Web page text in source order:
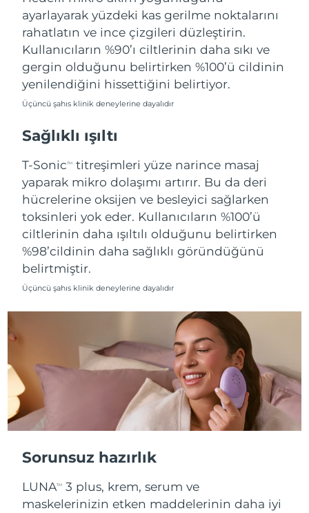
ayarlayarak yüzdeki kas gerilme noktalarını
rahatlatın ve ince çizgileri düzleştirin.
Kullanıcıların %90’ı ciltlerinin daha sıkı ve
gergin olduğunu belirtirken %100’ü cildinin
yenilendiğini hissettiğini belirtiyor.
Üçüncü şahıs klinik deneylerine dayalıdır
Sağlıklı ışıltı
T-SonicTM
titreşimleri yüze narince masaj
yaparak mikro dolaşımı artırır. Bu da deri
hücrelerine oksijen ve besleyici sağlarken
toksinleri yok eder. Kullanıcıların %100’ü
ciltlerinin daha ışıltılı olduğunu belirtirken
%98’cildinin daha sağlıklı göründüğünü
belirtmiştir.
Üçüncü şahıs klinik deneylerine dayalıdır
Sorunsuz hazırlık
LUNATM
3 plus, krem, serum ve
maskelerinizin etken maddelerinin daha iyi
Filipinler Tahmini teslim tarihi8/11/26
Polonya Tahmini teslim tarihi8/9/26
Portekiz Tahmini teslim tarihi
Porto Riko
Katar
Reunion Tahmini teslim tarihi 8/13/26
Romanya Tahmini teslim tarihi
Rusya Tahmini teslim tarihi 8/16/26
Suudi Arabistan
Tahmini teslim tarihi
Slovenya Tahmini teslim tarihi 8/8/26
Güney Afrika Tahmini teslim tarihi 8/16/26
Güney Kore
İspanya
İsveç Tahmini teslim tarihi8/8/26